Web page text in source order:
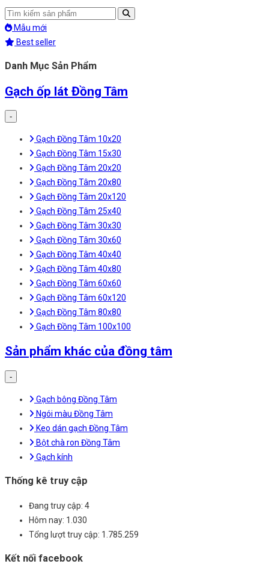
Mẫu mới
Best seller
Danh Mục Sản Phẩm
Gạch ốp lát Đồng Tâm
-
Gạch Đồng Tâm 10x20
Gạch Đồng Tâm 15x30
Gạch Đồng Tâm 20x20
Gạch Đồng Tâm 20x80
Gạch Đồng Tâm 20x120
Gạch Đồng Tâm 25x40
Gạch Đồng Tâm 30x30
Gạch Đồng Tâm 30x60
Gạch Đồng Tâm 40x40
Gạch Đồng Tâm 40x80
Gạch Đồng Tâm 60x60
Gạch Đồng Tâm 60x120
Gạch Đồng Tâm 80x80
Gạch Đồng Tâm 100x100
Sản phẩm khác của đồng tâm
-
Gạch bông Đồng Tâm
Ngói màu Đồng Tâm
Keo dán gạch Đồng Tâm
Bột chà ron Đồng Tâm
Gạch kính
Thống kê truy cập
Đang truy cập: 4
Hôm nay: 1.030
Tổng lượt truy cập: 1.785.259
Kết nối facebook